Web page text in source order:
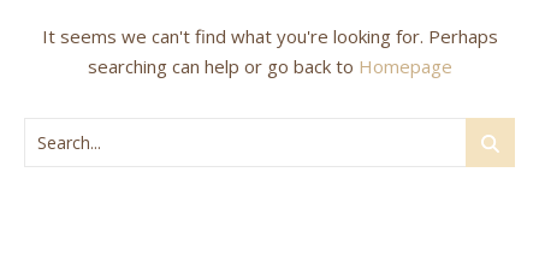
It seems we can't find what you're looking for. Perhaps
searching can help or go back to Homepage